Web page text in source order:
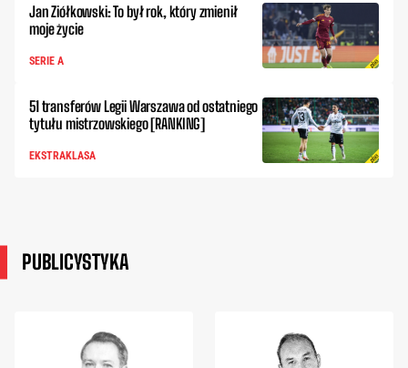
Jan Ziółkowski: To był rok, który zmienił
moje życie
SERIE A
51 transferów Legii Warszawa od ostatniego
tytułu mistrzowskiego [RANKING]
EKSTRAKLASA
PUBLICYSTYKA